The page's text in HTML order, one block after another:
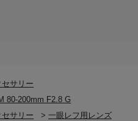
サリー
80-200mm F2.8 G
サリー >一眼レフ用レンズ